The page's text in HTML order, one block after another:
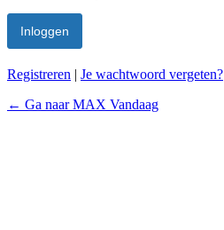
Registreren | Je wachtwoord vergeten?
← Ga naar MAX Vandaag